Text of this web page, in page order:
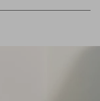
Indisponível